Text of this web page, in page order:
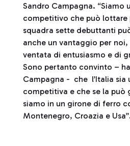
Sandro Campagna. “Siamo
competitivo che può lottare
squadra sette debuttanti
anche un vantaggio per
ventata di entusiasmo e di
Sono pertanto convinto –
Campagna - che l’Italia sia
competitiva e che se la può
siamo in un girone di ferro
Montenegro, Croazia e